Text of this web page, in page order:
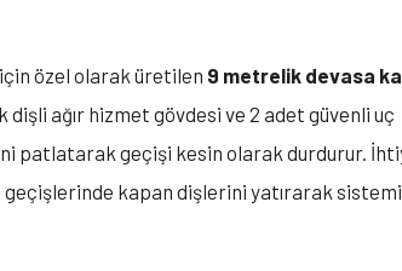
özel olarak üretilen 9 metrelik devasa
ağır hizmet gövdesi ve 2 adet güvenli uç
patlatarak geçişi kesin olarak durdurur.
geçişlerinde kapan dişlerini yatırarak sistemi